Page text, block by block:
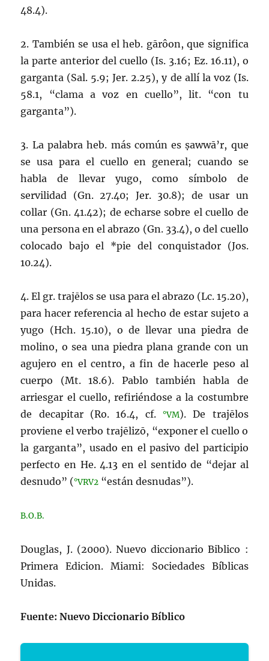
48.4).
2. También se usa el heb. gārôon , que significa
la parte anterior del cuello (Is. 3.16; Ez. 16.11), o
garganta (Sal. 5.9; Jer. 2.25), y de allí la voz (Is.
58.1, “clama a voz en cuello”,lit. “con tu
garganta”).
3. La palabra heb. más común esṣawwā’r, que
se usa para el cuello en general; cuando se
habla de llevar yugo, como símbolo de
servilidad (Gn. 27.40; Jer. 30.8); de usar un
collar (Gn. 41.42); de echarse sobre el cuello de
una persona en el abrazo (Gn. 33.4), o del cuello
colocado bajo el *pie del conquistador (Jos.
10.24).
4. El gr.trajēlos se usa para el abrazo (Lc. 15.20),
para hacer referencia al hecho de estar sujeto a
yugo (Hch. 15.10), o de llevar una piedra de
molino, o sea una piedra plana grande con un
agujero en el centro, a fin de hacerle peso al
cuerpo (Mt. 18.6). Pablo también habla de
arriesgar el cuello, refiriéndose a la costumbre
de decapitar (Ro. 16.4, cf. °VM). De trajēlos
proviene el verbo trajēlizō, “exponer el cuello o
la garganta”, usado en el pasivo del participio
perfecto en He. 4.13 en el sentido de “dejar al
desnudo” (°VRV2 “están desnudas”).
B.O.B.
Douglas, J. (2000). Nuevo diccionario Biblico :
Primera Edicion. Miami: Sociedades Bíblicas
Unidas.
Fuente: Nuevo Diccionario Bíblico